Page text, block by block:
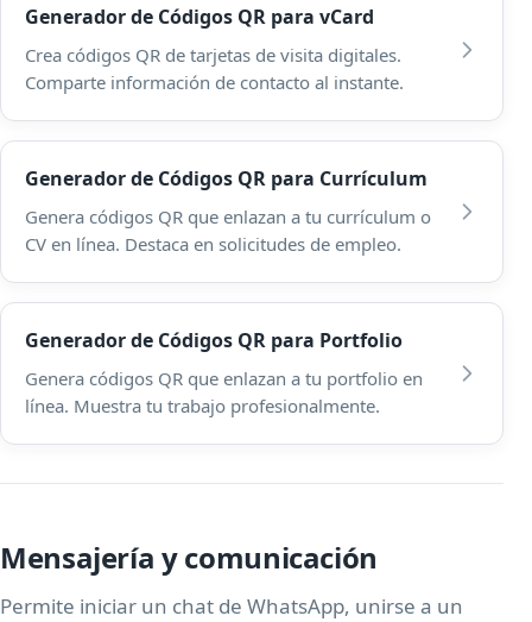
Generador de Códigos QR para vCard
Crea códigos QR de tarjetas de visita digitales.
Comparte información de contacto al instante.
Generador de Códigos QR para Currículum
Genera códigos QR que enlazan a tu currículum o
CV en línea. Destaca en solicitudes de empleo.
Generador de Códigos QR para Portfolio
Genera códigos QR que enlazan a tu portfolio en
línea. Muestra tu trabajo profesionalmente.
Mensajería y comunicación
Permite iniciar un chat de WhatsApp, unirse a un